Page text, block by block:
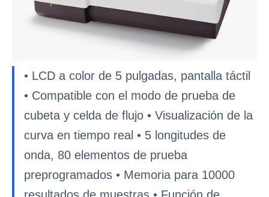
• LCD a color de 5 pulgadas, pantalla táctil
• Compatible con el modo de prueba de
cubeta y celda de flujo • Visualización de la
curva en tiempo real • 5 longitudes de
onda, 80 elementos de prueba
preprogramados • Memoria para 10000
resultados de muestras • Función de